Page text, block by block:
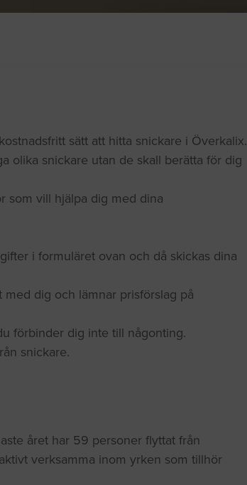
sätt att hitta snickare i Överkalix.
olika snickare utan de skall berätta för dig
som vill hjälpa dig med dina
i formuläret ovan och då skickas dina
dig och lämnar prisförslag på
förbinder dig inte till någonting.
snickare.
året har 59 personer flyttat från
verksamma inom yrken som tillhör